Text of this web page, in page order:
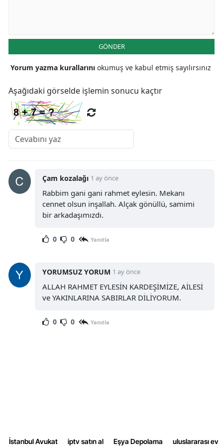
GÖNDER
Yorum yazma kurallarını okumuş ve kabul etmiş sayılırsınız
Aşağıdaki görselde işlemin sonucu kaçtır
Çam kozalağı 1 ay önce
Rabbim gani gani rahmet eylesin. Mekanı
cennet olsun inşallah. Alçak gönüllü, samimi
bir arkadaşımızdı.
0 0 Yanıtla
YORUMSUZ YORUM 1 ay önce
ALLAH RAHMET EYLESİN KARDEŞİMİZE, AİLESİ
ve YAKINLARINA SABIRLAR DİLİYORUM.
0 0 Yanıtla
İstanbul Avukat iptv satın al Eşya Depolama uluslararası